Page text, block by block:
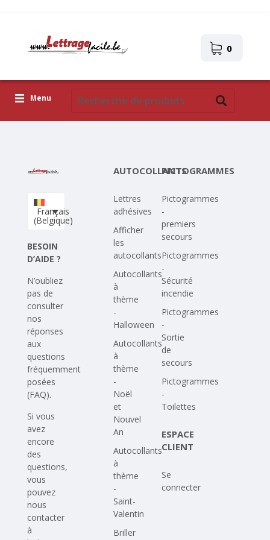
0
Menu
Téléchargez votre propre conception
Corona Covid-19
Français
(Belgique)
BESOIN
D’AIDE ?
N’oubliez
pas de
consulter
nos
réponses
aux
questions
fréquemment
posées
(FAQ).
Si vous
avez
encore
des
questions,
vous
pouvez
nous
contacter
à
AUTOCOLLANTS
Lettres
adhésives
Afficher
les
autocollants
Autocollants
à
thème
-
Halloween
Autocollants
à
thème
-
Noël
et
Nouvel
An
Autocollants
à
thème
-
Saint-
Valentin
Briller
PICTOGRAMMES
Pictogrammes
-
premiers
secours
Pictogrammes
-
Sécurité
incendie
Pictogrammes
-
Sortie
de
secours
Pictogrammes
-
Toilettes
ESPACE
CLIENT
Se
connecter